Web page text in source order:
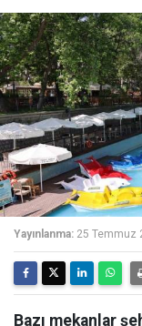
Yayınlanma: 25 Temmuz
Bazı mekanlar